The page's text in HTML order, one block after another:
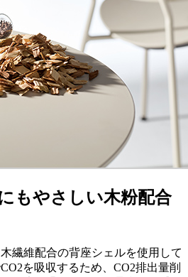
もやさしい木粉配合
繊維配合の背座シェルを使用して
を吸収するため、CO2排出量削